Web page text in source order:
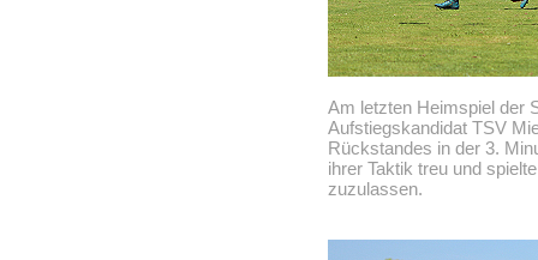
Am letzten Heimspiel der
Aufstiegskandidat TSV
Rückstandes in der 3.
ihrer Taktik treu und
zuzulassen.